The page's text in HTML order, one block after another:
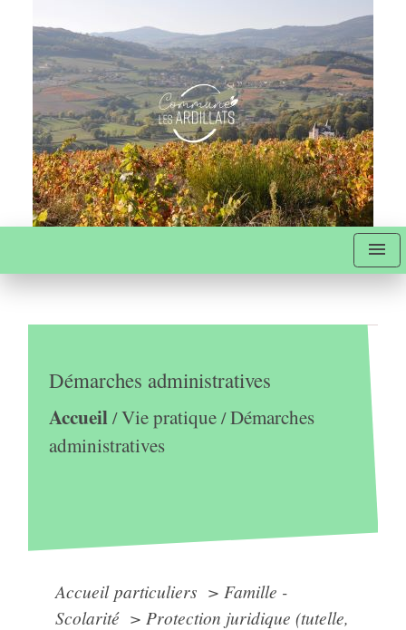
menu
Démarches administratives
Accueil/Vie pratique/Démarches
administratives
Accueil particuliers > Famille -
Scolarité > Protection juridique (tutelle,